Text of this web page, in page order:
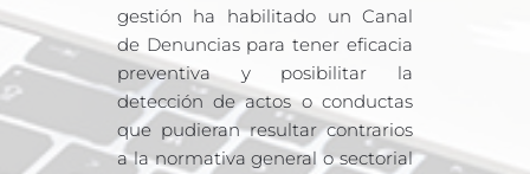
gestión ha habilitado un Canal
de Denuncias para tener eficacia
preventiva y posibilitar la
detección de actos o conductas
que pudieran resultar contrarios
a la normativa general o sectorial